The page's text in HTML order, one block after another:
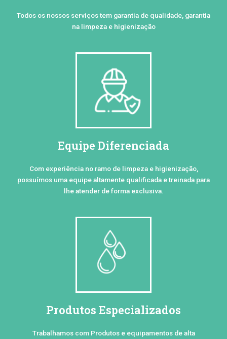
Todos os nossos serviços tem garantia de qualidade, garantia
na limpeza e higienização
Equipe Diferenciada
Com experiência no ramo de limpeza e higienização,
possuímos uma equipe altamente qualificada e treinada para
lhe atender de forma exclusiva.
Produtos Especializados
Trabalhamos com Produtos e equipamentos de alta